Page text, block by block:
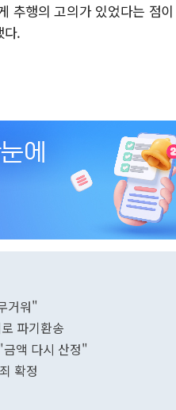
추행의 고의가 있었다는 점
다.
거워"
파기환송
액 다시 산정"
확정